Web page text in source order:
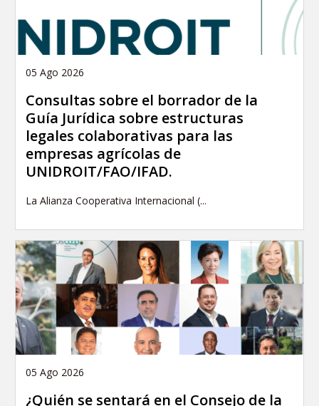
05 Ago 2026
Consultas sobre el borrador de la
Guía Jurídica sobre estructuras
legales colaborativas para las
empresas agrícolas de
UNIDROIT/FAO/IFAD.
La Alianza Cooperativa Internacional (...
05 Ago 2026
¿Quién se sentará en el Consejo de la